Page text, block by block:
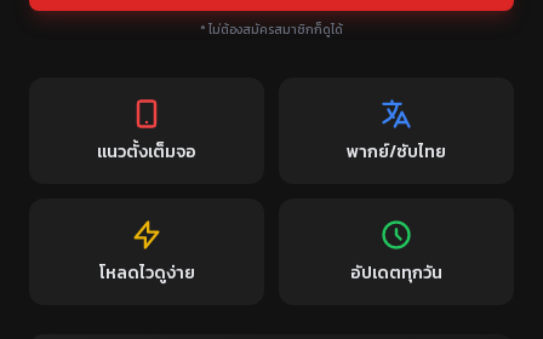
* ไม่ต้องสมัครสมาชิกก็ดูได้
แนวตั้งเต็มจอ พากย์/ซับไทย
โหลดไวดูง่าย อัปเดตทุกวัน